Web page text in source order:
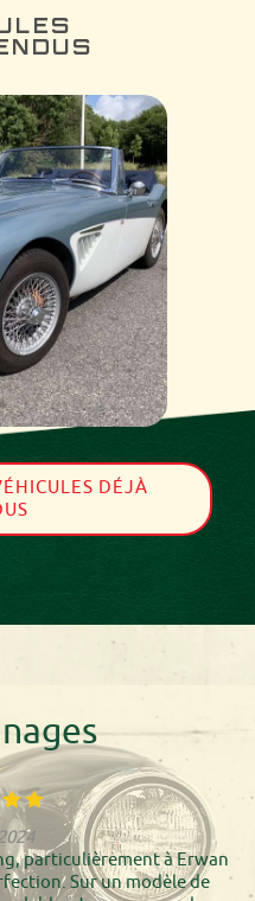
DÉJÀ
particulièrement à Erwan
Sur un modèle de